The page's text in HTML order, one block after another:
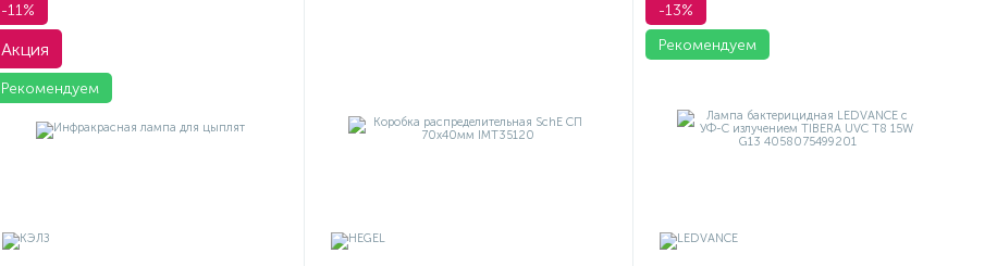
-11%
Акция
Рекомендуем
-13%
Рекомендуем